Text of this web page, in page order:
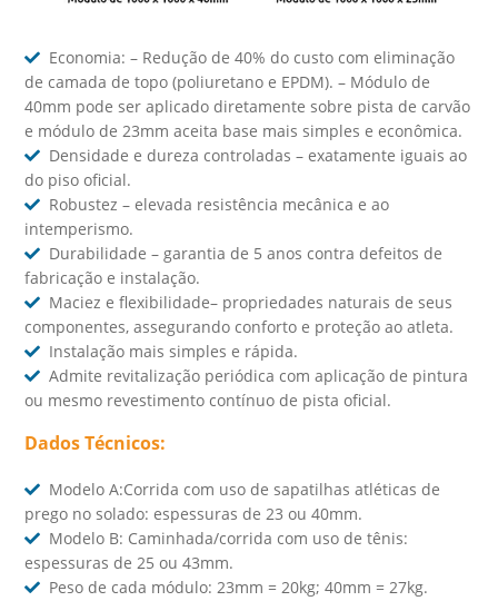
Economia: – Redução de 40% do custo com eliminação
de camada de topo (poliuretano e EPDM). – Módulo de
40mm pode ser aplicado diretamente sobre pista de carvão
e módulo de 23mm aceita base mais simples e econômica.
Densidade e dureza controladas – exatamente iguais ao
do piso oficial.
Robustez – elevada resistência mecânica e ao
intemperismo.
Durabilidade – garantia de 5 anos contra defeitos de
fabricação e instalação.
Maciez e flexibilidade– propriedades naturais de seus
componentes, assegurando conforto e proteção ao atleta.
Instalação mais simples e rápida.
Admite revitalização periódica com aplicação de pintura
ou mesmo revestimento contínuo de pista oficial.
Dados Técnicos:
Modelo A:Corrida com uso de sapatilhas atléticas de
prego no solado: espessuras de 23 ou 40mm.
Modelo B: Caminhada/corrida com uso de tênis:
espessuras de 25 ou 43mm.
Peso de cada módulo: 23mm = 20kg; 40mm = 27kg.